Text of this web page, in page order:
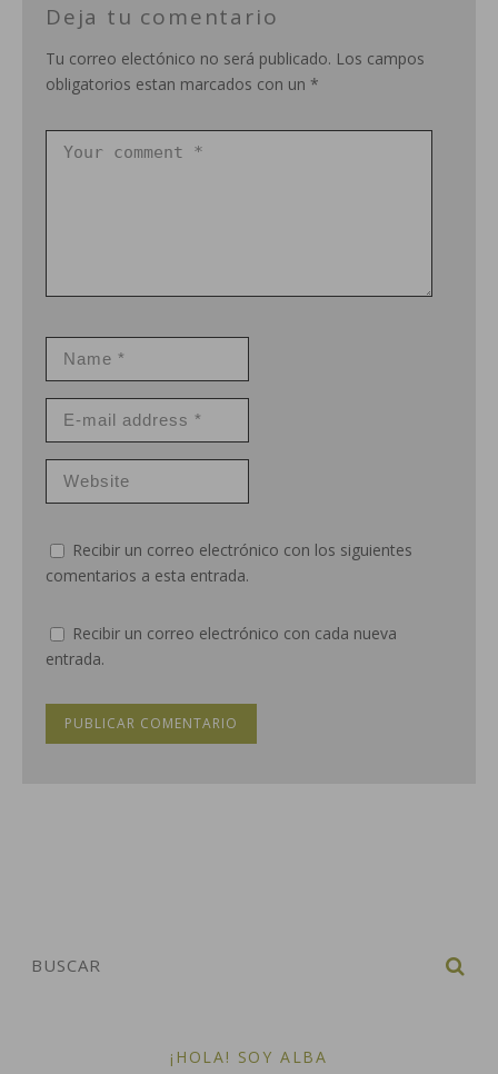
Deja tu comentario
Tu correo electónico no será publicado. Los campos
obligatorios estan marcados con un *
Recibir un correo electrónico con los siguientes
comentarios a esta entrada.
Recibir un correo electrónico con cada nueva
entrada.
¡HOLA! SOY ALBA